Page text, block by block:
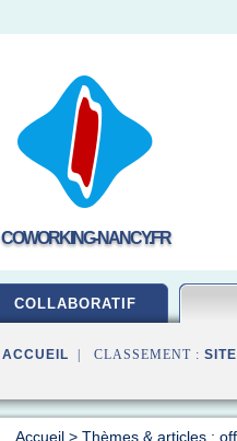
COWORKING-NANCY.FR
COLLABORATIF
ACCUEIL | CLASSEMENT :
Accueil > Thèmes & articles :